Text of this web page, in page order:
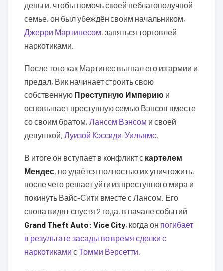
деньги, чтобы помочь своей неблагополучной
семье, он был убеждён своим начальником,
Джерри Мартинесом, заняться торговлей
наркотиками.
После того как Мартинес выгнал его из армии и
предал, Вик начинает строить свою
собственную Преступную Империю и
основывает преступную семью Вэнсов вместе
со своим братом, Лансом Вэнсом и своей
девушкой, Луизой Кэссиди-Уильямс.
В итоге он вступает в конфликт с картелем
Мендес, но удаётся полностью их уничтожить,
после чего решает уйти из преступного мира и
покинуть Вайс-Сити вместе с Лансом. Его
снова видят спустя 2 года, в начале событий
Grand Theft Auto: Vice City, когда он погибает
в результате засады во время сделки с
наркотиками сТомми Версетти.